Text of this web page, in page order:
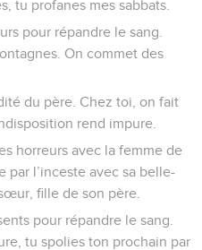
tu profanes mes sabbats.
pour répandre le sang.
On commet des
du père. Chez toi, on fait
rend impure.
horreurs avec la femme de
par l’inceste avec sa belle-
fille de son père.
pour répandre le sang.
tu spolies ton prochain par